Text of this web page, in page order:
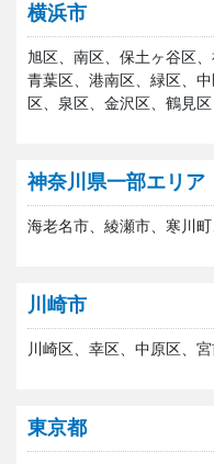
横浜市
旭区、南区、保土ヶ谷区
青葉区、港南区、緑区、
区、泉区、金沢区、鶴見区
神奈川県一部エリア
海老名市、綾瀬市、寒川
川崎市
川崎区、幸区、中原区、
東京都